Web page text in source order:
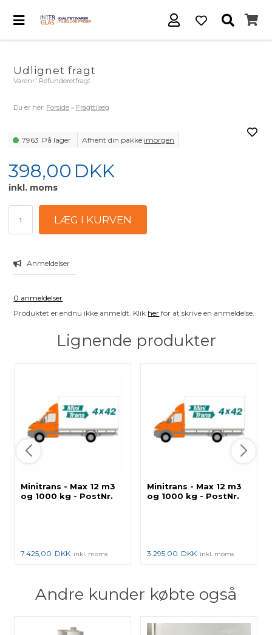
Udlignet fragt
Varenr.: Refunderetfragt
Du er her: Forside » Fragttilæg
7963 På lager Afhent din pakke imorgen
398,00 DKK
inkl. moms
Anmeldelser
0 anmeldelser
Produktet er endnu ikke anmeldt. Klik her for at skrive en anmeldelse.
Lignende produkter
Minitrans - Max 12 m3
og 1000 kg - PostNr.
7.425,00 DKK inkl. moms
Minitrans - Max 12 m3
og 1000 kg - PostNr.
3.295,00 DKK inkl. moms
Andre kunder købte også